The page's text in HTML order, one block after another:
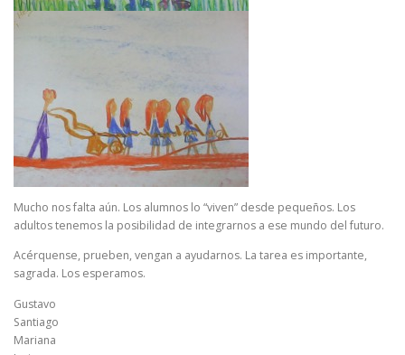
Mucho nos falta aún. Los alumnos lo “viven” desde pequeños. Los
adultos tenemos la posibilidad de integrarnos a ese mundo del futuro.
Acérquense, prueben, vengan a ayudarnos. La tarea es importante,
sagrada. Los esperamos.
Gustavo
Santiago
Mariana